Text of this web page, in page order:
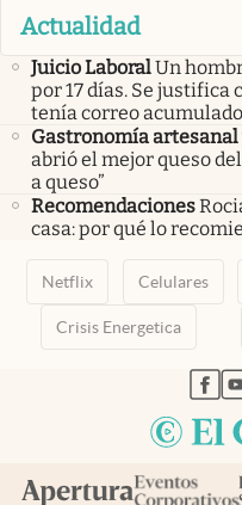
Actualidad
Juicio LaboralUn
por 17 días. Se justifica
tenía correo acumulado
Gastronomía artesanal
abrió el mejor queso
a queso”
Recomendaciones
casa: por qué lo
Netflix Celulares
Crisis Energetica